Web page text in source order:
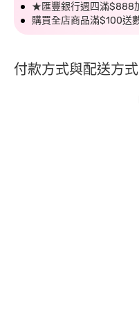
★匯豐銀行週四滿
購買全店商品滿$100送
付款方式與配送方式